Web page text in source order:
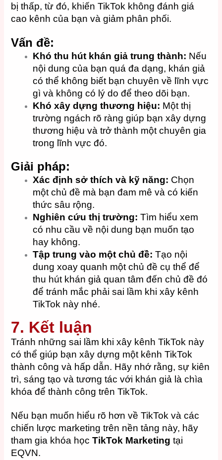
bị thấp, từ đó, khiến TikTok không đánh giá
cao kênh của bạn và giảm phân phối.
Vấn đề:
Khó thu hút khán giả trung thành: Nếu
nội dung của bạn quá đa dạng, khán giả
có thể không biết bạn chuyên về lĩnh vực
gì và không có lý do để theo dõi bạn.
Khó xây dựng thương hiệu: Một thị
trường ngách rõ ràng giúp bạn xây dựng
thương hiệu và trở thành một chuyên gia
trong lĩnh vực đó.
Giải pháp:
Xác định sở thích và kỹ năng: Chọn
một chủ đề mà bạn đam mê và có kiến
thức sâu rộng.
Nghiên cứu thị trường: Tìm hiểu xem
có nhu cầu về nội dung bạn muốn tạo
hay không.
Tập trung vào một chủ đề: Tạo nội
dung xoay quanh một chủ đề cụ thể để
thu hút khán giả quan tâm đến chủ đề đó
để tránh mắc phải sai lầm khi xây kênh
TikTok này nhé.
7. Kết luận
Tránh những sai lầm khi xây kênh TikTok này
có thể giúp bạn xây dựng một kênh TikTok
thành công và hấp dẫn. Hãy nhớ rằng, sự kiên
trì, sáng tạo và tương tác với khán giả là chìa
khóa để thành công trên TikTok.
Nếu bạn muốn hiểu rõ hơn về TikTok và các
chiến lược marketing trên nền tảng này, hãy
tham gia khóa họcTikTok Marketing tại
EQVN.